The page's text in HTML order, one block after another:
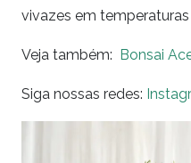
vivazes em
Veja também: Bonsai
Siga nossas redes: